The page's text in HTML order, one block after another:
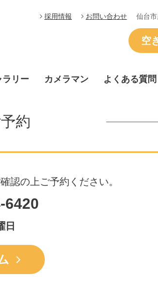
採用情報 お問い合わせ 仙台
空
ラリー カメラマン よくある質問
約
認の上ご予約ください。
6420
日